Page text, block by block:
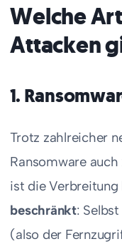
Welche
Attacken
1.
Trotz zahlreicher
Ransomware
ist die Verbreitung
beschränkt: Selbst
(also der